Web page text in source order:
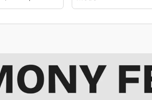
Valider
Toutes catégories
Voitures